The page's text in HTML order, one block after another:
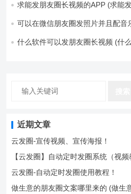
求能发朋友圈长视频的APP (求能
可以在微信朋友圈发照片并且配音
什么软件可以发朋友圈长视频 (什
近期文章
云发圈-宣传视频、宣传海报！
【云发圈】自动定时发圈系统（视频
云发圈-自动定时发圈使用教程！
做生意的朋友圈文案哪里来的 (做生